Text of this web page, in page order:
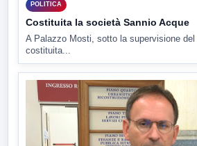
POLITICA
Costituita la società Sannio Acque
A Palazzo Mosti, sotto la supervisione del
costituita...